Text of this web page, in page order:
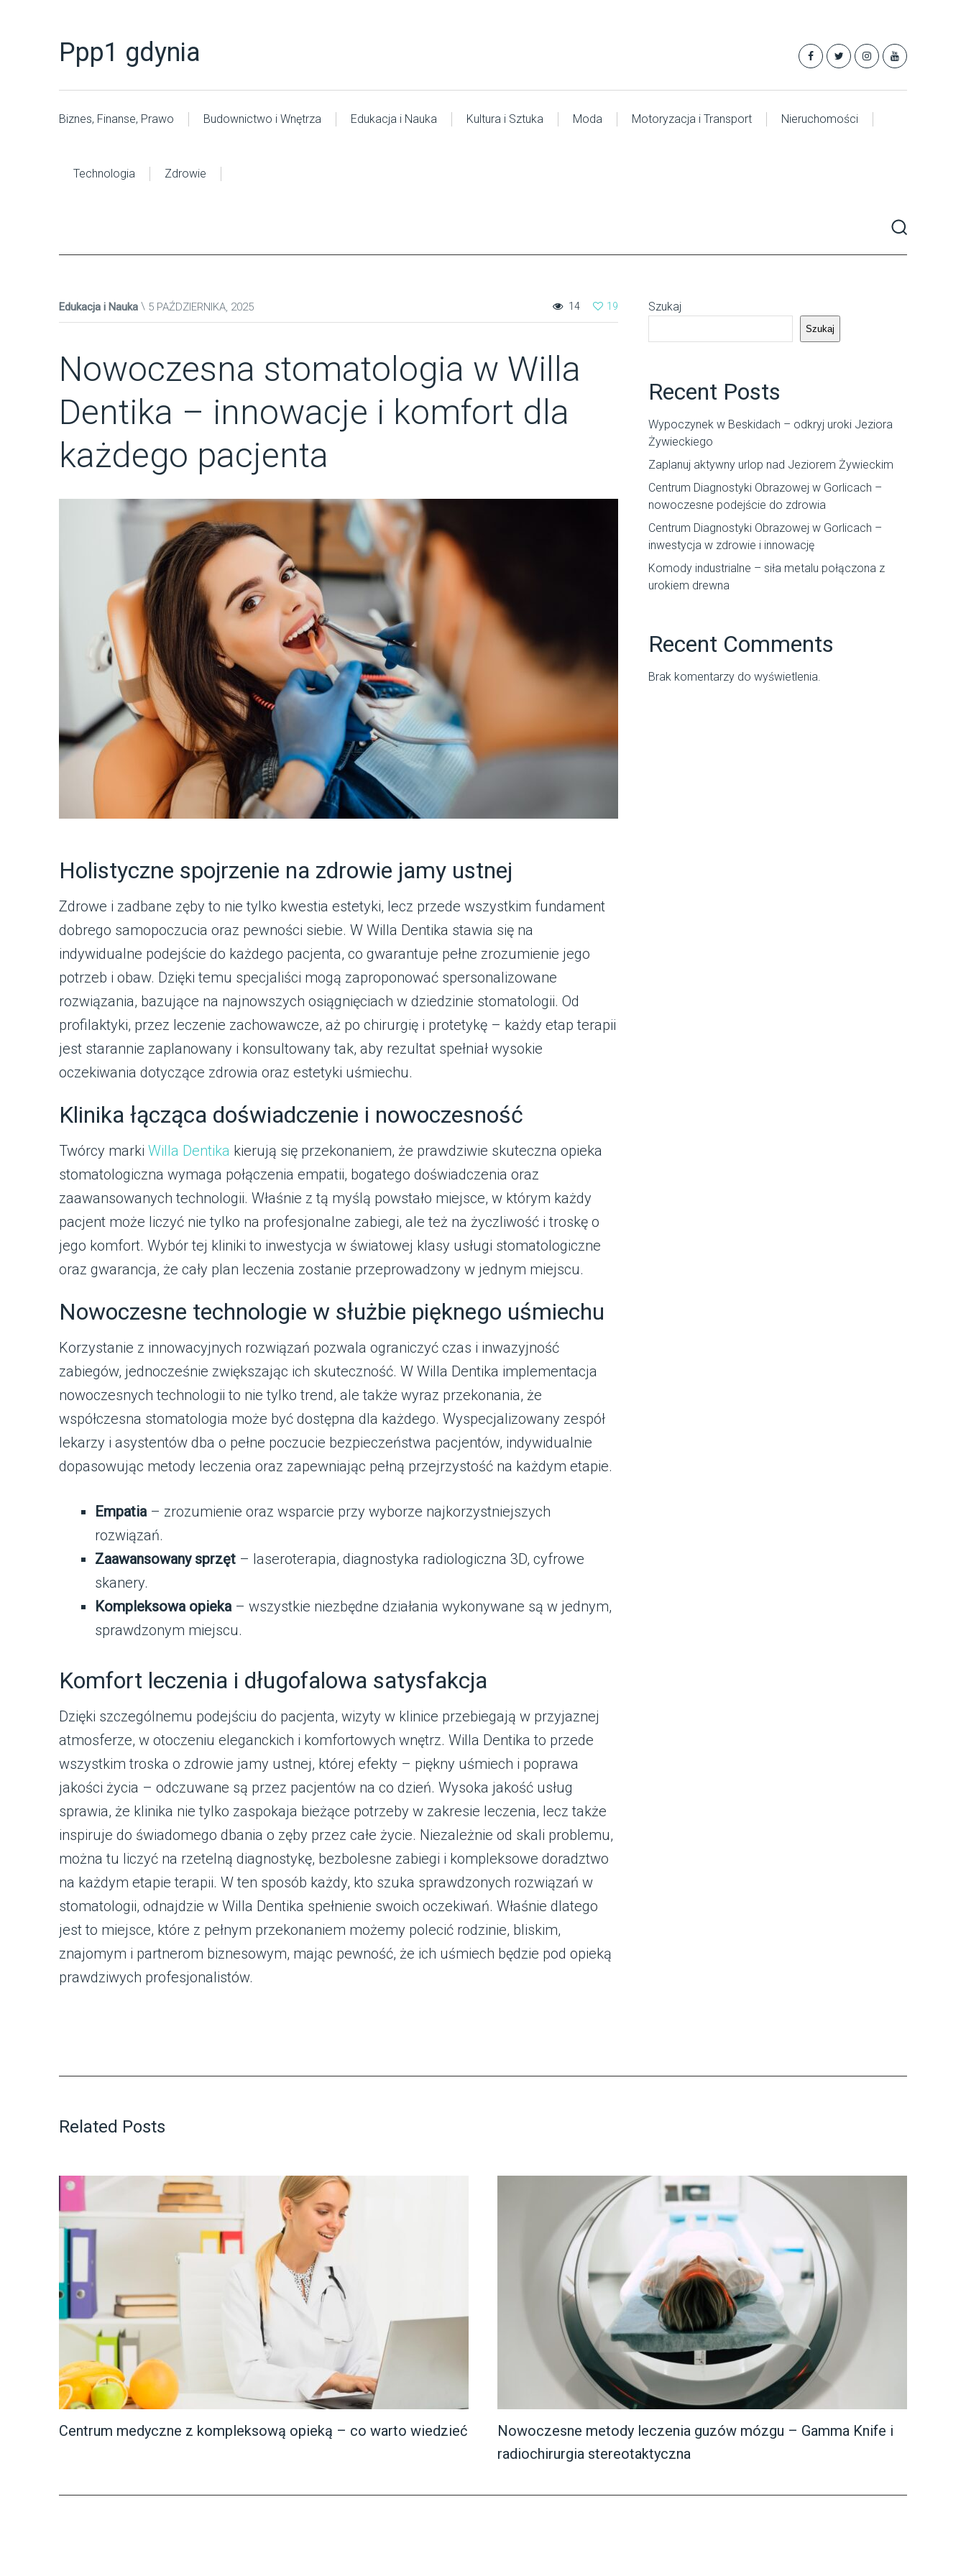
Ppp1 gdynia
Biznes, Finanse, Prawo Budownictwo i Wnętrza Edukacja i Nauka Kultura i Sztuka Moda Motoryzacja i Transport Nieruchomości
Technologia Zdrowie
Edukacja i Nauka 5 PAŹDZIERNIKA, 2025 19
14
Nowoczesna stomatologia w Willa
Dentika – innowacje i komfort dla
każdego pacjenta
Holistyczne spojrzenie na zdrowie jamy ustnej
Zdrowe i zadbane zęby to nie tylko kwestia estetyki, lecz przede wszystkim fundament
dobrego samopoczucia oraz pewności siebie. W Willa Dentika stawia się na
indywidualne podejście do każdego pacjenta, co gwarantuje pełne zrozumienie jego
potrzeb i obaw. Dzięki temu specjaliści mogą zaproponować spersonalizowane
rozwiązania, bazujące na najnowszych osiągnięciach w dziedzinie stomatologii. Od
profilaktyki, przez leczenie zachowawcze, aż po chirurgię i protetykę – każdy etap terapii
jest starannie zaplanowany i konsultowany tak, aby rezultat spełniał wysokie
oczekiwania dotyczące zdrowia oraz estetyki uśmiechu.
Klinika łącząca doświadczenie i nowoczesność
Twórcy marki Willa Dentika kierują się przekonaniem, że prawdziwie skuteczna opieka
stomatologiczna wymaga połączenia empatii, bogatego doświadczenia oraz
zaawansowanych technologii. Właśnie z tą myślą powstało miejsce, w którym każdy
pacjent może liczyć nie tylko na profesjonalne zabiegi, ale też na życzliwość i troskę o
jego komfort. Wybór tej kliniki to inwestycja w światowej klasy usługi stomatologiczne
oraz gwarancja, że cały plan leczenia zostanie przeprowadzony w jednym miejscu.
Nowoczesne technologie w służbie pięknego uśmiechu
Korzystanie z innowacyjnych rozwiązań pozwala ograniczyć czas i inwazyjność
zabiegów, jednocześnie zwiększając ich skuteczność. W Willa Dentika implementacja
nowoczesnych technologii to nie tylko trend, ale także wyraz przekonania, że
współczesna stomatologia może być dostępna dla każdego. Wyspecjalizowany zespół
lekarzy i asystentów dba o pełne poczucie bezpieczeństwa pacjentów, indywidualnie
dopasowując metody leczenia oraz zapewniając pełną przejrzystość na każdym etapie.
Empatia – zrozumienie oraz wsparcie przy wyborze najkorzystniejszych
rozwiązań.
Zaawansowany sprzęt – laseroterapia, diagnostyka radiologiczna 3D, cyfrowe
skanery.
Kompleksowa opieka – wszystkie niezbędne działania wykonywane są w jednym,
sprawdzonym miejscu.
Komfort leczenia i długofalowa satysfakcja
Dzięki szczególnemu podejściu do pacjenta, wizyty w klinice przebiegają w przyjaznej
atmosferze, w otoczeniu eleganckich i komfortowych wnętrz. Willa Dentika to przede
wszystkim troska o zdrowie jamy ustnej, której efekty – piękny uśmiech i poprawa
jakości życia – odczuwane są przez pacjentów na co dzień. Wysoka jakość usług
sprawia, że klinika nie tylko zaspokaja bieżące potrzeby w zakresie leczenia, lecz także
inspiruje do świadomego dbania o zęby przez całe życie. Niezależnie od skali problemu,
można tu liczyć na rzetelną diagnostykę, bezbolesne zabiegi i kompleksowe doradztwo
na każdym etapie terapii. W ten sposób każdy, kto szuka sprawdzonych rozwiązań w
stomatologii, odnajdzie w Willa Dentika spełnienie swoich oczekiwań. Właśnie dlatego
jest to miejsce, które z pełnym przekonaniem możemy polecić rodzinie, bliskim,
znajomym i partnerom biznesowym, mając pewność, że ich uśmiech będzie pod opieką
prawdziwych profesjonalistów.
Szukaj
Szukaj
Recent Posts
Wypoczynek w Beskidach – odkryj uroki Jeziora
Żywieckiego
Zaplanuj aktywny urlop nad Jeziorem Żywieckim
Centrum Diagnostyki Obrazowej w Gorlicach –
nowoczesne podejście do zdrowia
Centrum Diagnostyki Obrazowej w Gorlicach –
inwestycja w zdrowie i innowację
Komody industrialne – siła metalu połączona z
urokiem drewna
Recent Comments
Brak komentarzy do wyświetlenia.
Related Posts
Centrum medyczne z kompleksową opieką – co warto wiedzieć
Nowoczesne metody leczenia guzów mózgu – Gamma Knife i
radiochirurgia stereotaktyczna